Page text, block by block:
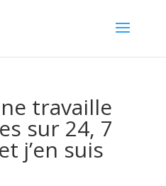
travaille
sur 24, 7
j’en suis